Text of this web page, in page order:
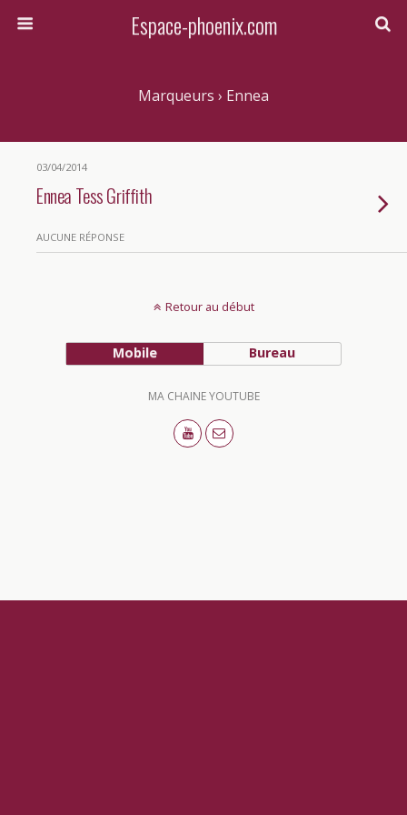
Espace-phoenix.com
Marqueurs › Ennea
03/04/2014
Ennea Tess Griffith
AUCUNE RÉPONSE
Retour au début
Mobile Bureau
MA CHAINE YOUTUBE